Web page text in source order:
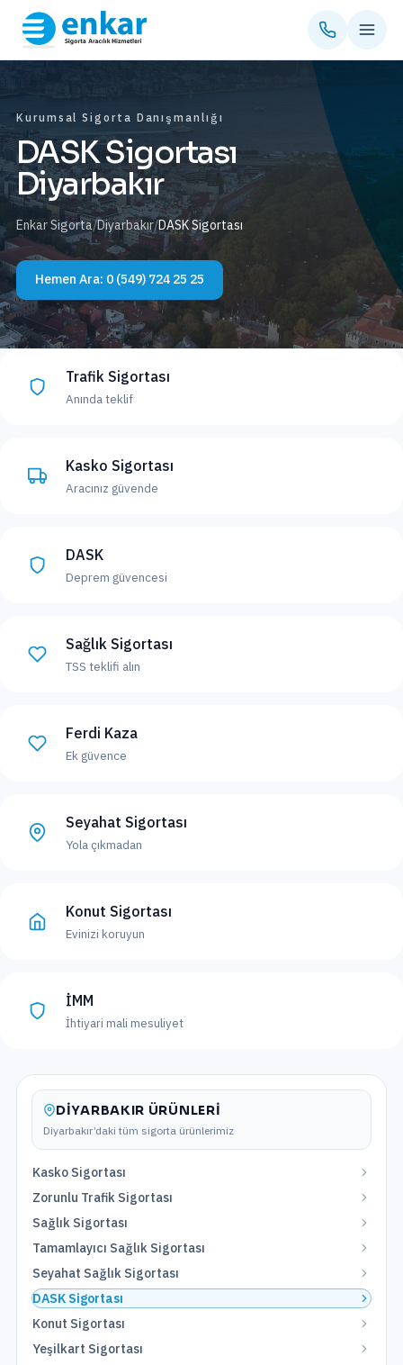
Kurumsal Sigorta Danışmanlığı
DASK Sigortası
Diyarbakır
Enkar Sigorta/Diyarbakır/DASK Sigortası
Hemen Ara: 0 (549) 724 25 25
Trafik Sigortası
Anında teklif
Kasko Sigortası
Aracınız güvende
DASK
Deprem güvencesi
Sağlık Sigortası
TSS teklifi alın
Ferdi Kaza
Ek güvence
Seyahat Sigortası
Yola çıkmadan
Konut Sigortası
Evinizi koruyun
İMM
İhtiyari mali mesuliyet
DIYARBAKIR ÜRÜNLERI
Diyarbakır’daki tüm sigorta ürünlerimiz
Kasko Sigortası
Zorunlu Trafik Sigortası
Sağlık Sigortası
Tamamlayıcı Sağlık Sigortası
Seyahat Sağlık Sigortası
DASK Sigortası
Konut Sigortası
Yeşilkart Sigortası